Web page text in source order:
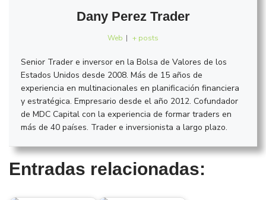
Dany Perez Trader
Web | + posts
Senior Trader e inversor en la Bolsa de Valores de los
Estados Unidos desde 2008. Más de 15 años de
experiencia en multinacionales en planificación financiera
y estratégica. Empresario desde el año 2012. Cofundador
de MDC Capital con la experiencia de formar traders en
más de 40 países. Trader e inversionista a largo plazo.
Entradas relacionadas: